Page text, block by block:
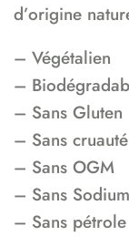
d’origine
– Végétalien
–
– Sans Gluten
– Sans
– Sans OGM
– Sans
– Sans pétrole